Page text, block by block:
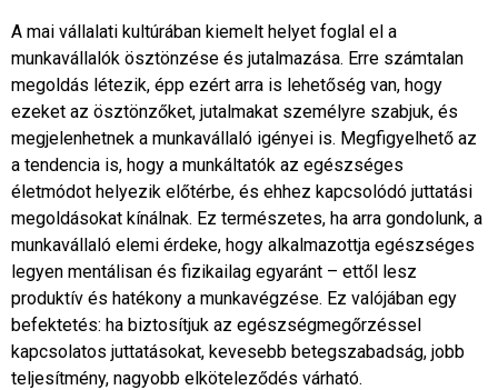
A mai vállalati kultúrában kiemelt helyet foglal el a
munkavállalók ösztönzése és jutalmazása. Erre számtalan
megoldás létezik, épp ezért arra is lehetőség van, hogy
ezeket az ösztönzőket, jutalmakat személyre szabjuk, és
megjelenhetnek a munkavállaló igényei is. Megfigyelhető az
a tendencia is, hogy a munkáltatók az egészséges
életmódot helyezik előtérbe, és ehhez kapcsolódó juttatási
megoldásokat kínálnak. Ez természetes, ha arra gondolunk, a
munkavállaló elemi érdeke, hogy alkalmazottja egészséges
legyen mentálisan és fizikailag egyaránt – ettől lesz
produktív és hatékony a munkavégzése. Ez valójában egy
befektetés: ha biztosítjuk az egészségmegőrzéssel
kapcsolatos juttatásokat, kevesebb betegszabadság, jobb
teljesítmény, nagyobb elköteleződés várható.